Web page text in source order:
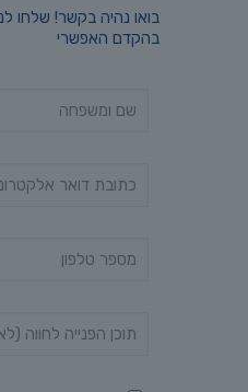
בואו נהיה בקשר! שלחו
בהקדם האפשרי